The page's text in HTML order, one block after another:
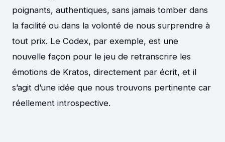
poignants, authentiques, sans jamais tomber dans
la facilité ou dans la volonté de nous surprendre à
tout prix. Le Codex, par exemple, est une
nouvelle façon pour le jeu de retranscrire les
émotions de Kratos, directement par écrit, et il
s’agit d’une idée que nous trouvons pertinente car
réellement introspective.